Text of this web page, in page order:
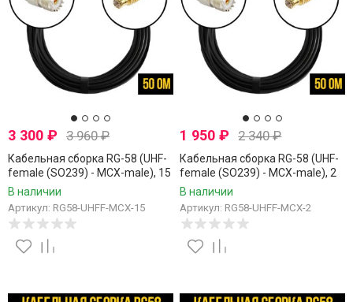
3 300 ₽ 3 960₽
Кабельная сборка RG-58 (UHF-
female (SO239) - MCX-male), 15
метров
В наличии
Артикул: RG58-UHFF-MCX-15
1 950₽ 2 340₽
Кабельная сборка RG-58 (UHF-
female (SO239) - MCX-male), 2
метра
В наличии
Артикул: RG58-UHFF-MCX-2